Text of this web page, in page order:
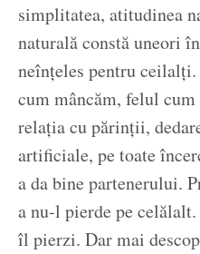
simplitatea, atitudinea
naturală constă uneori
neînțeles pentru
cum mâncăm, felul cum
relația cu părinții,
artificiale, pe toate
a da bine partenerului.
a nu-l pierde pe
îl pierzi. Dar mai